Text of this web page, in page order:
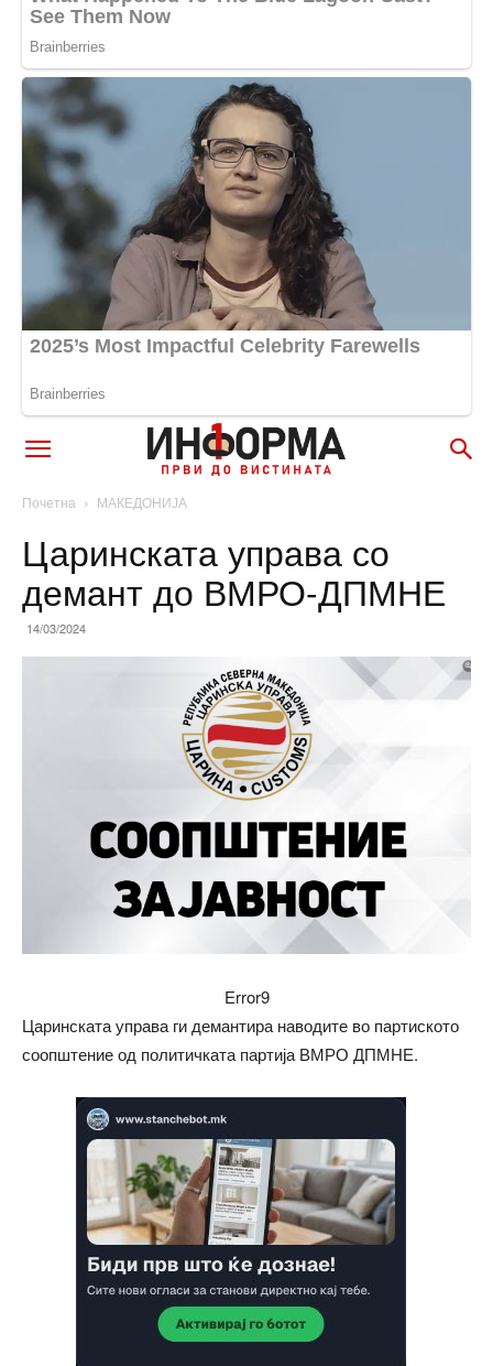
Почетна МАКЕДОНИЈА
Царинската управа со
демант до ВМРО-ДПМНЕ
14/03/2024
Error9
Царинската управа ги демантира наводите во партиското
соопштение од политичката партија ВМРО ДПМНЕ.